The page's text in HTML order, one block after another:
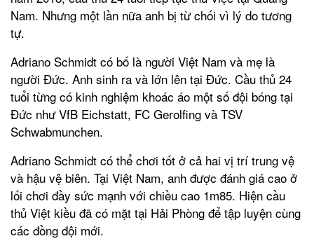
Nam. Nhưng một lần nữa anh bị từ chối vì lý do tương
tự.
Adriano Schmidt có bố là người Việt Nam và mẹ là
người Đức. Anh sinh ra và lớn lên tại Đức. Cầu thủ 24
tuổi từng có kinh nghiệm khoác áo một số đội bóng tại
Đức như VfB Eichstatt, FC Gerolfing và TSV
Schwabmunchen.
Adriano Schmidt có thể chơi tốt ở cả hai vị trí trung vệ
và hậu vệ biên. Tại Việt Nam, anh được đánh giá cao ở
lối chơi đầy sức mạnh với chiều cao 1m85. Hiện cầu
thủ Việt kiều đã có mặt tại Hải Phòng để tập luyện cùng
các đồng đội mới.